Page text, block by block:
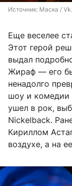
Источник: Маска /
Еще веселее
Этот герой
выдал
Жираф — его
ненадолго
шоу и комедии
ушел в рок,
Nickelback.
Кириллом
воздухе, а на